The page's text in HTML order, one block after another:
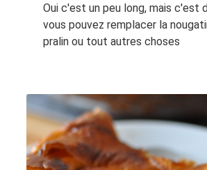
Oui c'est un peu long, mais c'est
vous pouvez remplacer la
pralin ou tout autres choses